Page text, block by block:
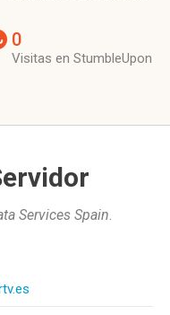
0
Visitas en StumbleUpon
Services Spain.